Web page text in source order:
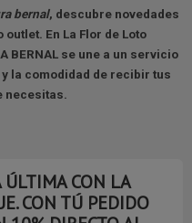
ÚLTIMA CON LA
CON TÚ PEDIDO
bernal, descubre novedades
outlet . En La Flor de Loto
BERNAL se une a un servicio
la comodidad de recibir tus
necesitas.